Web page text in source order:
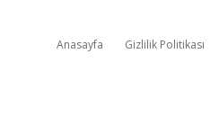
Anasayfa Gizlilik Politikası